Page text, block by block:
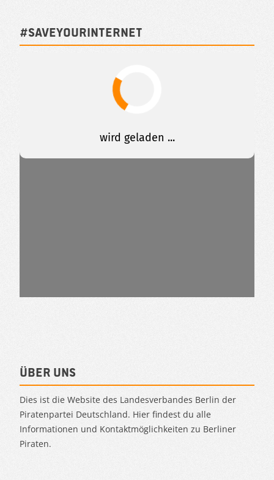
#SAVEYOURINTERNET
Über uns
Dies ist die Website des Landesverbandes Berlin der
Piratenpartei Deutschland. Hier findest du alle
Informationen und Kontaktmöglichkeiten zu Berliner
Piraten.